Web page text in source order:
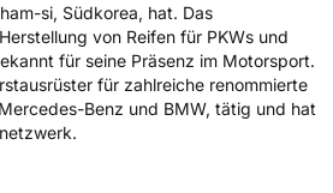
si, Südkorea, hat. Das
von Reifen für PKWs und
für seine Präsenz im Motorsport.
für zahlreiche renommierte
Benz und BMW, tätig und hat